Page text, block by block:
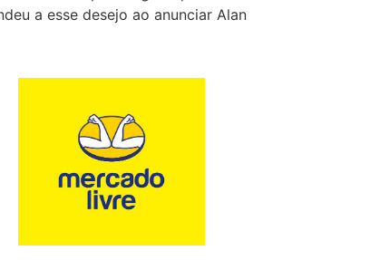
a esse desejo ao anunciar Alan